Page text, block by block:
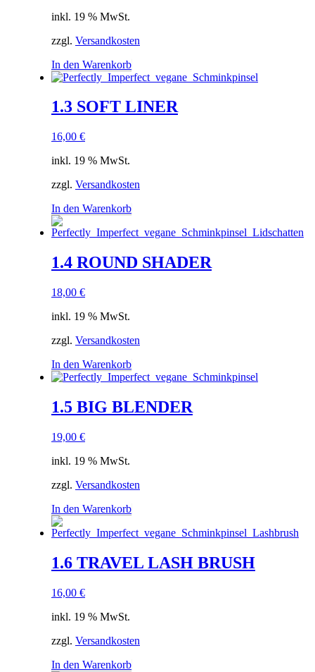
inkl. 19 % MwSt.
zzgl. Versandkosten
In den Warenkorb
1.3 SOFT LINER
16,00 €
inkl. 19 % MwSt.
zzgl. Versandkosten
In den Warenkorb
1.4 ROUND SHADER
18,00 €
inkl. 19 % MwSt.
zzgl. Versandkosten
In den Warenkorb
1.5 BIG BLENDER
19,00 €
inkl. 19 % MwSt.
zzgl. Versandkosten
In den Warenkorb
1.6 TRAVEL LASH BRUSH
16,00 €
inkl. 19 % MwSt.
zzgl. Versandkosten
In den Warenkorb